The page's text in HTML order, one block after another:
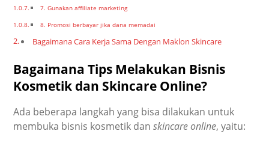
7. Gunakan affiliate marketing
8. Promosi berbayar jika dana memadai
Bagaimana Cara Kerja Sama Dengan Maklon Skincare
Bagaimana Tips Melakukan Bisnis
Kosmetik dan Skincare Online?
Ada beberapa langkah yang bisa dilakukan untuk
membuka bisnis kosmetik dan skincare online, yaitu: